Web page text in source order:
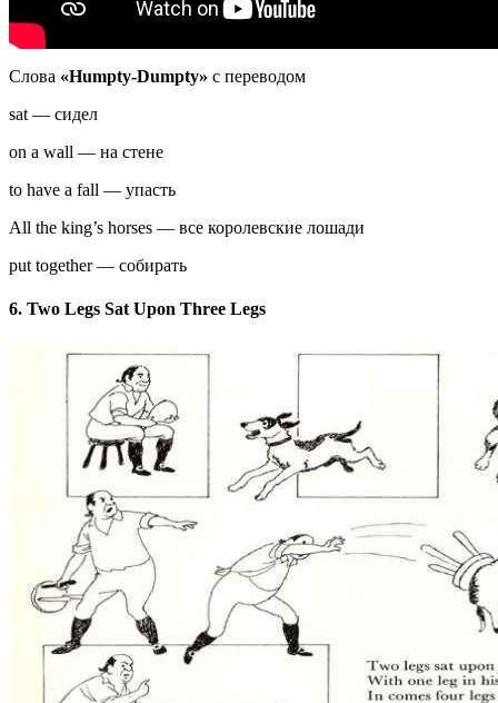
Слова «Humpty-Dumpty» с переводом
sat — сидел
on a wall — на стене
to have a fall — упасть
All the king’s horses — все королевские лошади
put together — собирать
6. Two Legs Sat Upon Three Legs